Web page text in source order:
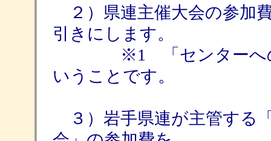
２）県連主催大会の参加
引きにします。
※1 「センターへの支
いうことです。
３）岩手県連が主管する